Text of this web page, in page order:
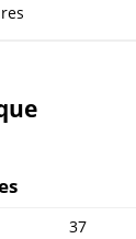
37